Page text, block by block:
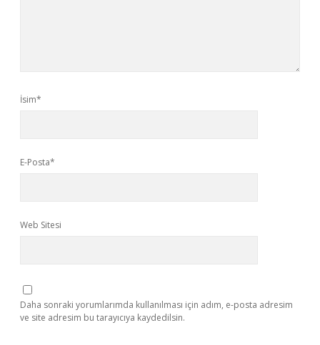
İsim*
E-Posta*
Web Sitesi
Daha sonraki yorumlarımda kullanılması için adım, e-posta adresim
ve site adresim bu tarayıcıya kaydedilsin.